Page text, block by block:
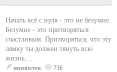
Начать всё с нуля - это не безумие.
Безумие - это притворяться
счастливым. Притворяться, что эту
лямку ты должен тянуть всю
жизнь....
неизвестен 736